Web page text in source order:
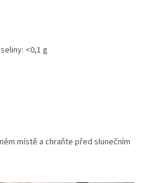
<0,1 g
místě a chraňte před slunečním